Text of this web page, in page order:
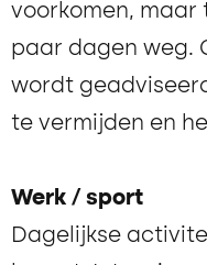
voorkomen, maar
paar dagen weg.
wordt
te vermijden en
Werk / sport
Dagelijkse